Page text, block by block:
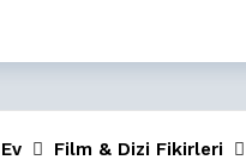
Ev Film & Dizi Fikirleri